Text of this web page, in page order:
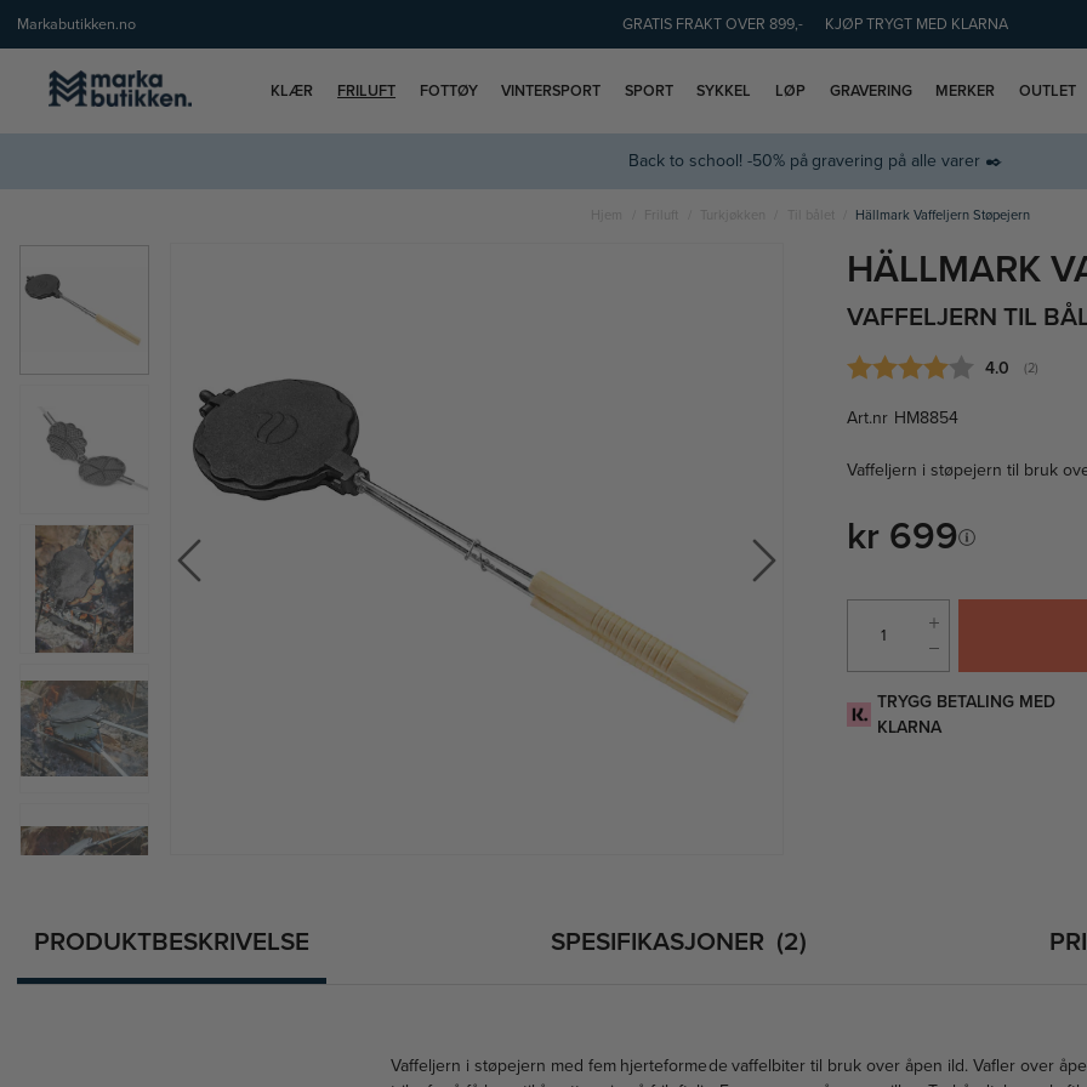
Markabutikken.no GRATIS FRAKT OVER 899,- KJØP TRYGT MED KLARNA
KLÆR FRILUFT FOTTØY VINTERSPORT SPORT SYKKEL LØP GRAVERING MERKER OUTLET
Back to school! -50% på gravering på alle varer ✒️
Hjem Friluft Turkjøkken Hällmark Vaffeljern Støpejern
HÄLLMARK
VAFFELJERN TIL
4.0 (stemmer:
2)
Art.nr HM8854
Vaffeljern i støpejern til bruk
kr 699
TRYGG BETALING MED
KLARNA
PRODUKTBESKRIVELSE SPESIFIKASJONER 2
Vaffeljern i støpejern med fem hjerteformede vaffelbiter til bruk over åpen ild. Vafler over